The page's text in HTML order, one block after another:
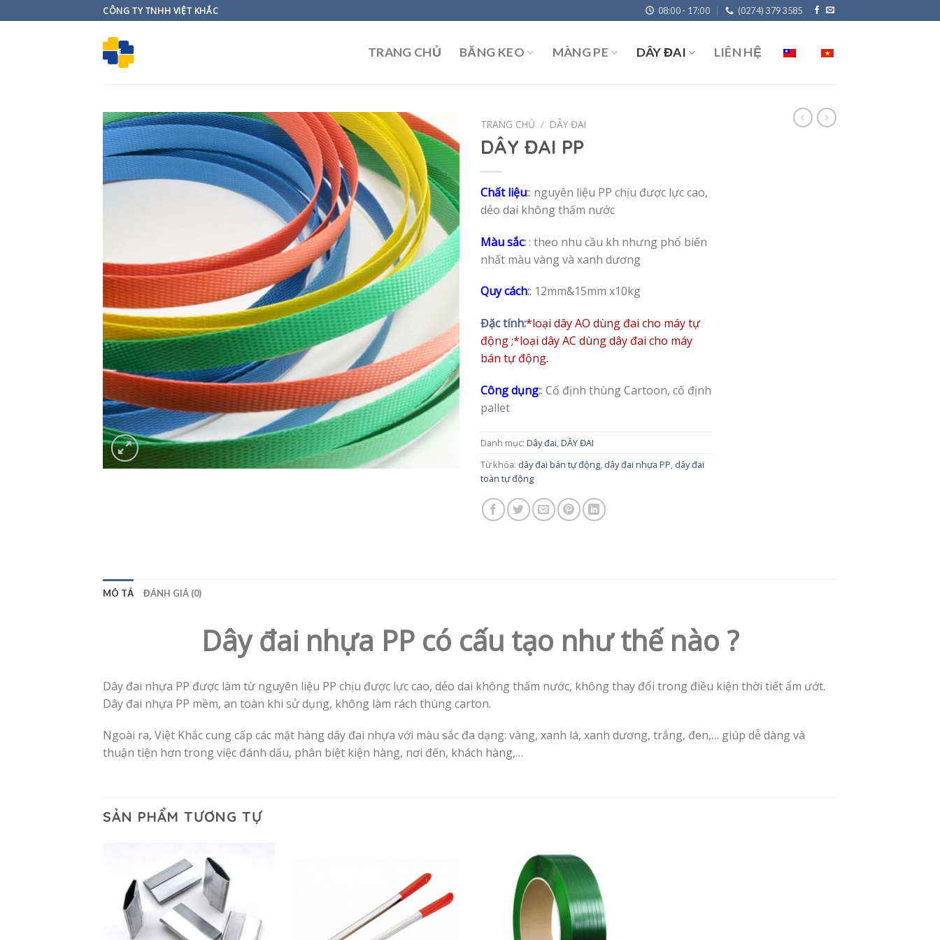
to
CÔNG TY TNHH VIỆT KHẮC 08:00 - 17:00 (0274) 379 3585
TRANG CHỦ BĂNG KEO MÀNG PE DÂY ĐAI LIÊN HỆ
TRANG CHỦ / DÂY ĐAI
DÂY ĐAI PP
Chất liệu:: nguyên liệu PP chịu được lực cao,
dẻo dai không thấm nước
Màu sắc:: theo nhu cầu kh nhưng phổ biến
nhất màu vàng và xanh dương
Quy cách:: 12mm&15mm x10kg
Đặc tính:*loại dây AO dùng đai cho máy tự
động ;*loại dây AC dùng dây đai cho máy
bán tự động.
Công dụng:: Cố định thùng Cartoon, cố định
pallet
Danh mục: Dây đai,DÂY ĐAI
Từ khóa: dây đai bán tự động, dây đai nhựa PP, dây đai
toàn tự động
MÔ TẢ ĐÁNH GIÁ (0)
Dây đai nhựa PP có cấu tạo như thế nào ?
Dây đai nhựa PP được làm từ nguyên liệu PP chịu được lực cao, dẻo dai không thấm nước, không thay đổi trong điều kiện thời tiết ẩm ướt.
Dây đai nhựa PP mềm, an toàn khi sử dụng, không làm rách thùng carton.
Ngoài ra, Việt Khắc cung cấp các mặt hàng dây đai nhựa với màu sắc đa dạng: vàng, xanh lá, xanh dương, trắng, đen,… giúp dễ dàng và
thuận tiện hơn trong việc đánh dấu, phân biệt kiện hàng, nơi đến, khách hàng,…
SẢN PHẨM TƯƠNG TỰ